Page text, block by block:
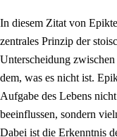
In diesem Zitat von
zentrales Prinzip der
Unterscheidung
dem, was es nicht ist.
Aufgabe des Lebens
beeinflussen, sondern
Dabei ist die Erkenntnis